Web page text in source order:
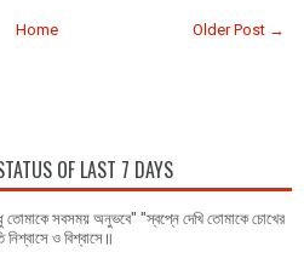
Older Post →
Home
OF LAST 7 DAYS
তোমাকে সবসময় অনুভবে" "স্বপ্নে দেখি তোমাকে চোখের
ও বিশ্বাসে॥